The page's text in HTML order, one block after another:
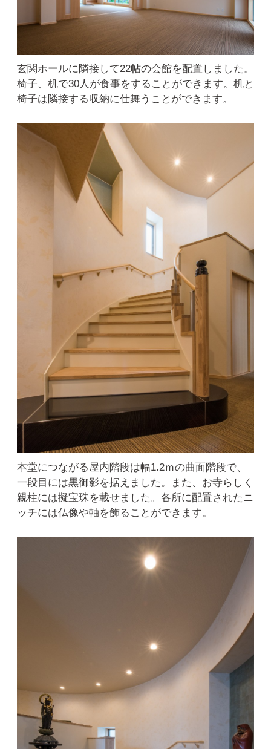
玄関ホールに隣接して22帖の会館を配置しました。
椅子、机で30人が食事をすることができます。机と
椅子は隣接する収納に仕舞うことができます。
本堂につながる屋内階段は幅1.2ｍの曲面階段で、
一段目には黒御影を据えました。また、お寺らしく
親柱には擬宝珠を載せました。各所に配置されたニ
ッチには仏像や軸を飾ることができます。